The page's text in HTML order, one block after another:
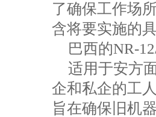
了确保工作场
含将要实施的
巴西的NR-
适用于安方
企和私企的工
旨在确保旧机